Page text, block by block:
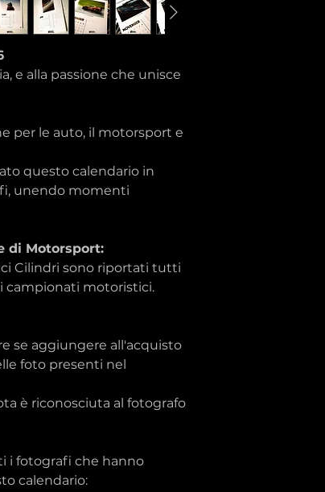
e alla passione che unisce
per le auto, il motorsport e
questo calendario in
unendo momenti
di Motorsport:
Cilindri sono riportati tutti
campionati motoristici.
se aggiungere all'acquisto
foto presenti nel
è riconosciuta al fotografo
i fotografi che hanno
calendario: